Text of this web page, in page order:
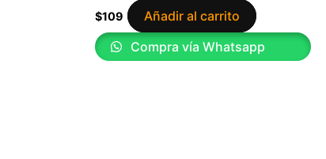
$109
Añadir al carrito
Compra vía Whatsapp